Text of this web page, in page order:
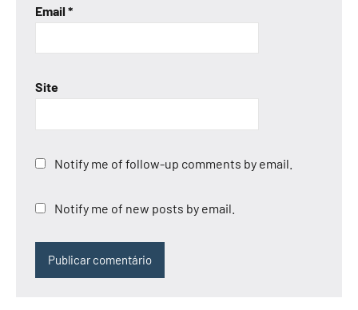
Email *
Site
Notify me of follow-up comments by email.
Notify me of new posts by email.